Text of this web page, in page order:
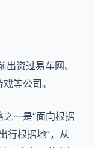
资过易车网、
等公司。
一是“面向根据
行根据地”，从